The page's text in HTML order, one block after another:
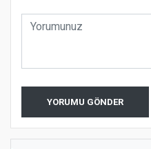
YORUMU GÖNDER